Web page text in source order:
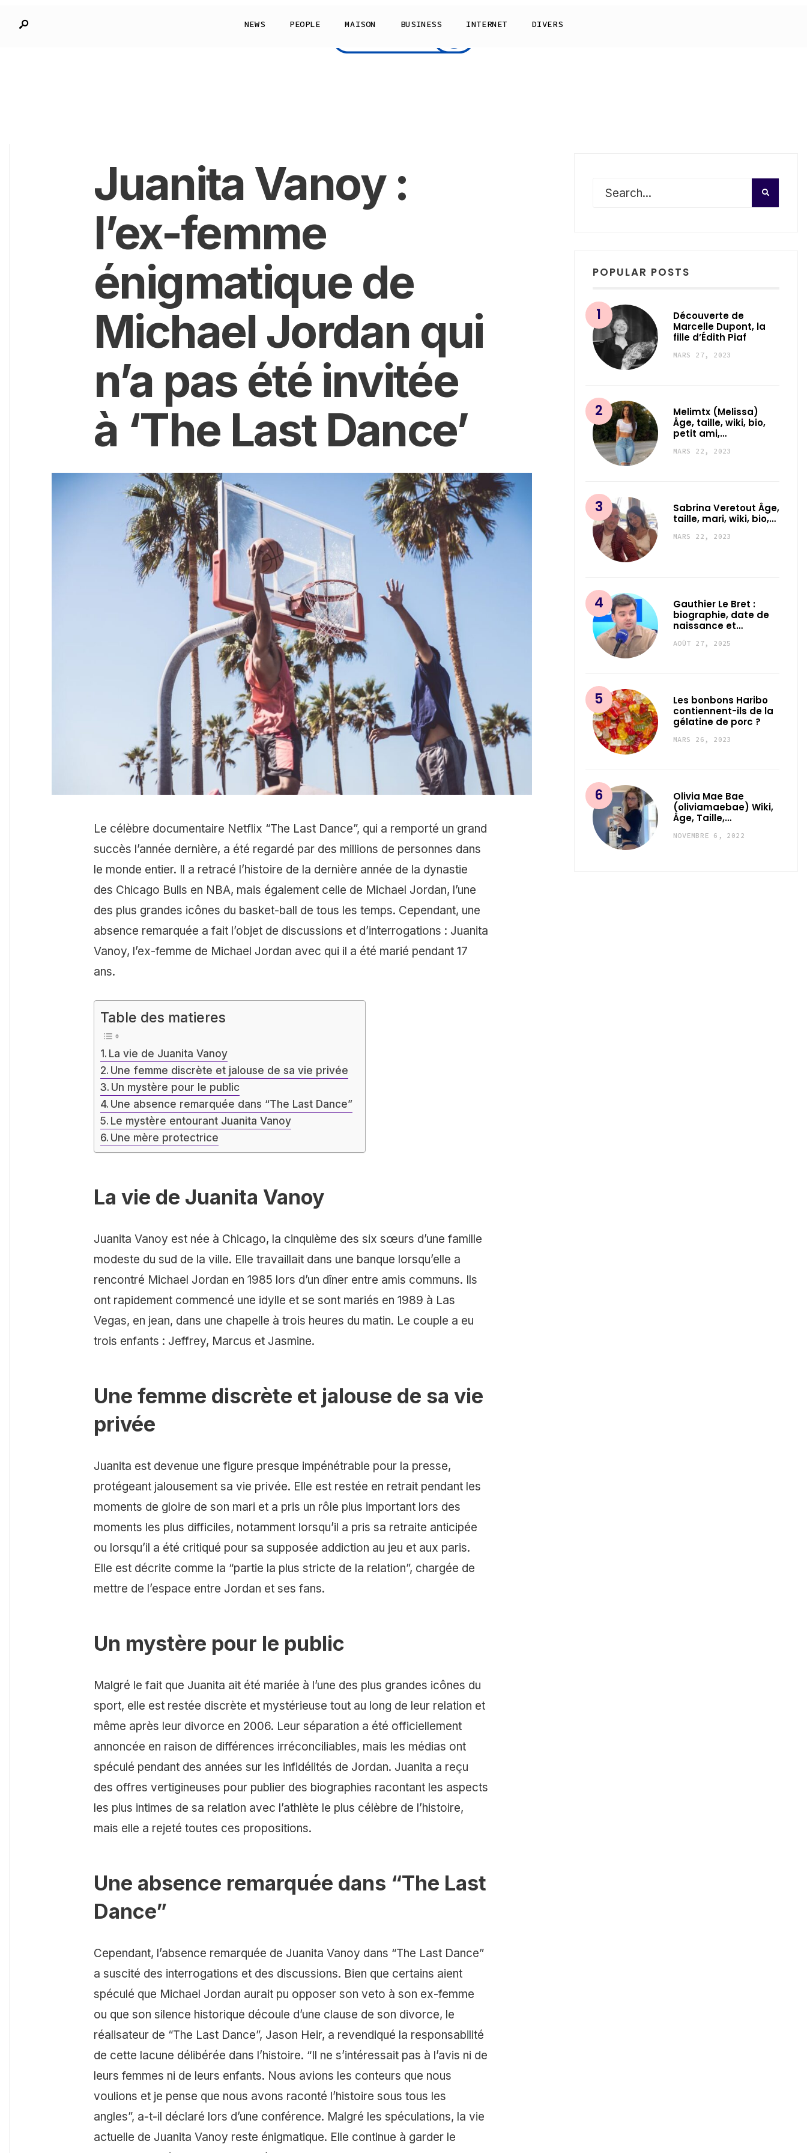
NEWS PEOPLE MAISON BUSINESS INTERNET DIVERS
Juanita Vanoy :
l’ex-femme
énigmatique de
Michael Jordan qui
n’a pas été invitée
à ‘The Last Dance’
Le célèbre documentaire Netflix “The Last Dance”, qui a remporté un grand
succès l’année dernière, a été regardé par des millions de personnes dans
le monde entier. Il a retracé l’histoire de la dernière année de la dynastie
des Chicago Bulls en NBA, mais également celle de Michael Jordan, l’une
des plus grandes icônes du basket-ball de tous les temps. Cependant, une
absence remarquée a fait l’objet de discussions et d’interrogations : Juanita
Vanoy, l’ex-femme de Michael Jordan avec qui il a été marié pendant 17
ans.
Table des matieres
La vie de Juanita Vanoy
Une femme discrète et jalouse de sa vie privée
Un mystère pour le public
Une absence remarquée dans “The Last Dance”
Le mystère entourant Juanita Vanoy
Une mère protectrice
La vie de Juanita Vanoy
Juanita Vanoy est née à Chicago, la cinquième des six sœurs d’une famille
modeste du sud de la ville. Elle travaillait dans une banque lorsqu’elle a
rencontré Michael Jordan en 1985 lors d’un dîner entre amis communs. Ils
ont rapidement commencé une idylle et se sont mariés en 1989 à Las
Vegas, en jean, dans une chapelle à trois heures du matin. Le couple a eu
trois enfants : Jeffrey, Marcus et Jasmine.
Une femme discrète et jalouse de sa vie
privée
Juanita est devenue une figure presque impénétrable pour la presse,
protégeant jalousement sa vie privée. Elle est restée en retrait pendant les
moments de gloire de son mari et a pris un rôle plus important lors des
moments les plus difficiles, notamment lorsqu’il a pris sa retraite anticipée
ou lorsqu’il a été critiqué pour sa supposée addiction au jeu et aux paris.
Elle est décrite comme la “partie la plus stricte de la relation”, chargée de
mettre de l’espace entre Jordan et ses fans.
Un mystère pour le public
Malgré le fait que Juanita ait été mariée à l’une des plus grandes icônes du
sport, elle est restée discrète et mystérieuse tout au long de leur relation et
même après leur divorce en 2006. Leur séparation a été officiellement
annoncée en raison de différences irréconciliables, mais les médias ont
spéculé pendant des années sur les infidélités de Jordan. Juanita a reçu
des offres vertigineuses pour publier des biographies racontant les aspects
les plus intimes de sa relation avec l’athlète le plus célèbre de l’histoire,
mais elle a rejeté toutes ces propositions.
Une absence remarquée dans “The Last
Dance”
Cependant, l’absence remarquée de Juanita Vanoy dans “The Last Dance”
a suscité des interrogations et des discussions. Bien que certains aient
spéculé que Michael Jordan aurait pu opposer son veto à son ex-femme
ou que son silence historique découle d’une clause de son divorce, le
réalisateur de “The Last Dance”, Jason Heir, a revendiqué la responsabilité
de cette lacune délibérée dans l’histoire. “Il ne s’intéressait pas à l’avis ni de
leurs femmes ni de leurs enfants. Nous avions les conteurs que nous
voulions et je pense que nous avons raconté l’histoire sous tous les
angles”, a-t-il déclaré lors d’une conférence. Malgré les spéculations, la vie
actuelle de Juanita Vanoy reste énigmatique. Elle continue à garder le
POPULAR POSTS
Découverte de
Marcelle Dupont, la
fille d’Édith Piaf
MARS 27, 2023
Melimtx (Melissa)
Âge, taille, wiki, bio,
petit ami,…
MARS 22, 2023
Sabrina Veretout Âge,
taille, mari, wiki, bio,…
MARS 22, 2023
Gauthier Le Bret :
biographie, date de
naissance et…
AOÛT 27, 2025
Les bonbons Haribo
contiennent-ils de la
gélatine de porc ?
MARS 26, 2023
Olivia Mae Bae
(oliviamaebae) Wiki,
Âge, Taille,…
NOVEMBRE 6, 2022